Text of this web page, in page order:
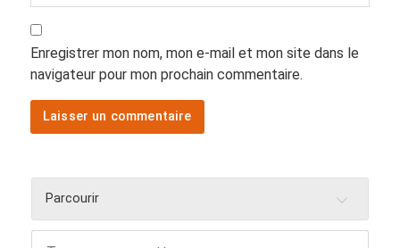
Enregistrer mon nom, mon e-mail et mon site dans le
navigateur pour mon prochain commentaire.
Parcourir